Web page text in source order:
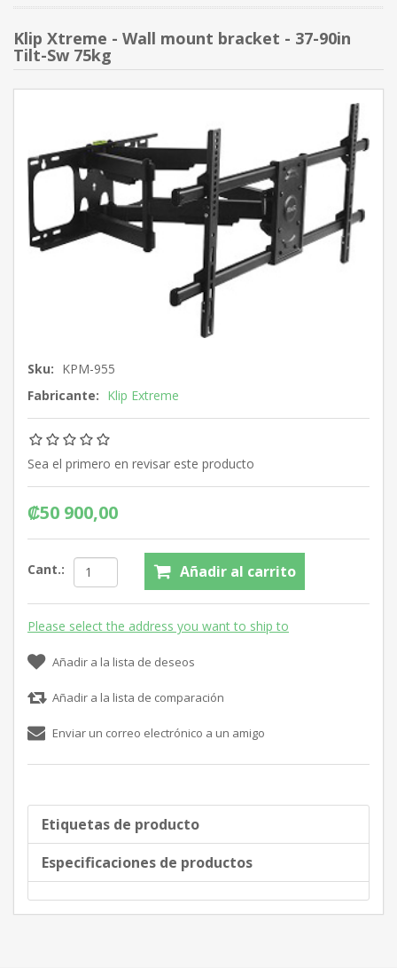
Klip Xtreme - Wall mount bracket - 37-90in
Tilt-Sw 75kg
Sku: KPM-955
Fabricante: Klip Extreme
Sea el primero en revisar este producto
₡50 900,00
Cant.: Añadir al carrito
Please select the address you want to ship to
Añadir a la lista de deseos
Añadir a la lista de comparación
Enviar un correo electrónico a un amigo
Etiquetas de producto
Especificaciones de productos